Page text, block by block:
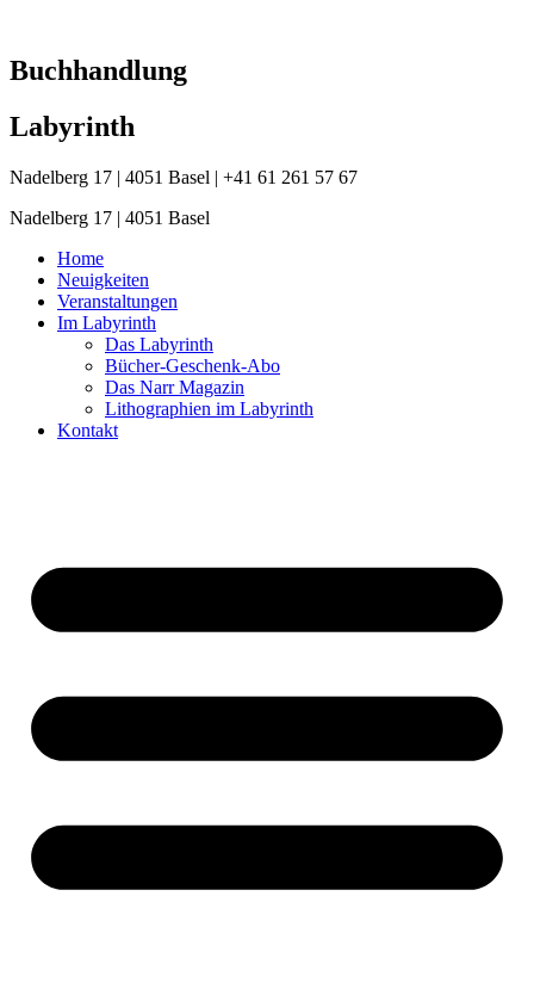
springen
Buchhandlung
Labyrinth
Nadelberg 17 | 4051 Basel | +41 61 261 57 67
Nadelberg 17 | 4051 Basel
Home
Neuigkeiten
Veranstaltungen
Im Labyrinth
Das Labyrinth
Bücher-Geschenk-Abo
Das Narr Magazin
Lithographien im Labyrinth
Kontakt